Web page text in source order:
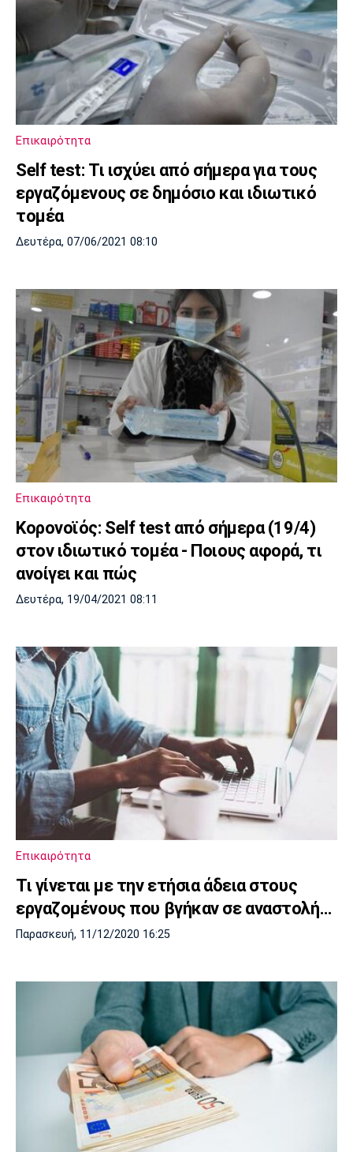
Επικαιρότητα
Self test: Τι ισχύει από σήμερα για τους
εργαζόμενους σε δημόσιο και ιδιωτικό
τομέα
Δευτέρα, 07/06/2021 08:10
Επικαιρότητα
Κορονοϊός: Self test από σήμερα (19/4)
στον ιδιωτικό τομέα - Ποιους αφορά, τι
ανοίγει και πώς
Δευτέρα, 19/04/2021 08:11
Επικαιρότητα
Τι γίνεται με την ετήσια άδεια στους
εργαζομένους που βγήκαν σε αναστολή…
Παρασκευή, 11/12/2020 16:25